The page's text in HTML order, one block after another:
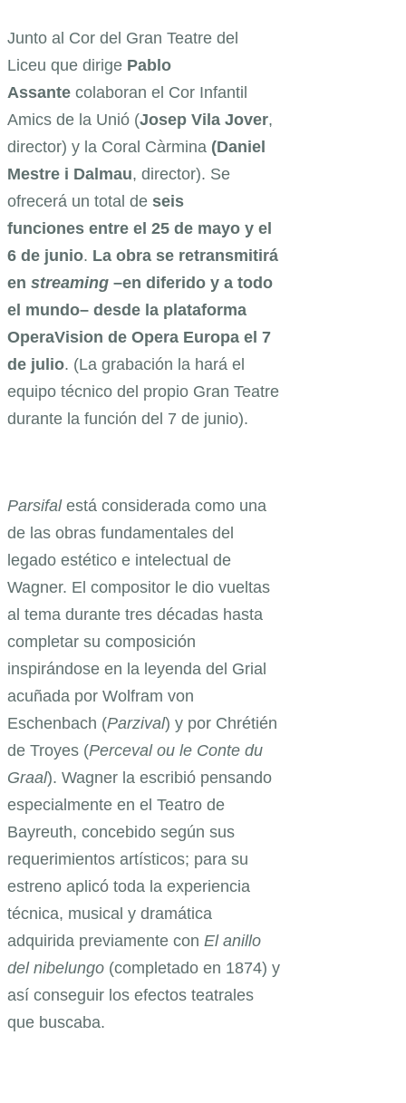
Junto al Cor del Gran Teatre del
Liceu que dirige Pablo
Assante colaboran el Cor Infantil
Amics de la Unió (Josep Vila Jover,
director) y la Coral Càrmina (Daniel
Mestre i Dalmau, director). Se
ofrecerá un total de seis
funciones entre el 25 de mayo y el
6 de junio. La obra se retransmitirá
en streaming –en diferido y a todo
el mundo– desde la plataforma
OperaVision de Opera Europa el 7
de julio. (La grabación la hará el
equipo técnico del propio Gran Teatre
durante la función del 7 de junio).
Parsifal está considerada como una
de las obras fundamentales del
legado estético e intelectual de
Wagner. El compositor le dio vueltas
al tema durante tres décadas hasta
completar su composición
inspirándose en la leyenda del Grial
acuñada por Wolfram von
Eschenbach (Parzival) y por Chrétién
de Troyes (Perceval ou le Conte du
Graal). Wagner la escribió pensando
especialmente en el Teatro de
Bayreuth, concebido según sus
requerimientos artísticos; para su
estreno aplicó toda la experiencia
técnica, musical y dramática
adquirida previamente con El anillo
del nibelungo (completado en 1874) y
así conseguir los efectos teatrales
que buscaba.